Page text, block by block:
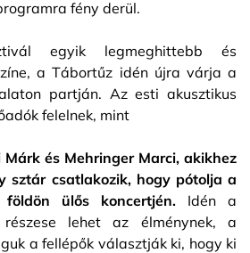
fény derül.
egyik legmeghittebb és
a Tábortűz idén újra várja a
partján. Az esti akusztikus
felelnek, mint
Márk és Mehringer Marci, akikhez
sztár csatlakozik, hogy pótolja a
ülős koncertjén. Idén a
lehet az élménynek, a
a fellépők választják ki, hogy ki